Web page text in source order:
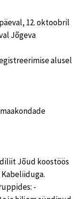
12. oktoobril
Jõgeva
alusel
Jõud koostöös
-